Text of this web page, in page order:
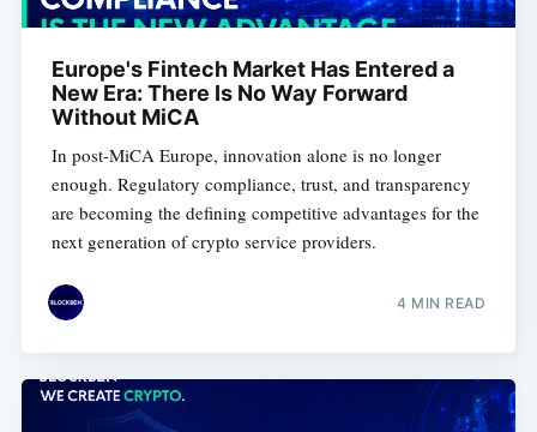
Europe's Fintech Market Has Entered a
New Era: There Is No Way Forward
Without MiCA
In post-MiCA Europe, innovation alone is no longer
enough. Regulatory compliance, trust, and transparency
are becoming the defining competitive advantages for the
next generation of crypto service providers.
4 MIN READ